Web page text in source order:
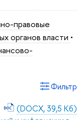
правовые
органов власти •
Фильтр
(DOCX, 39,5 Кб)